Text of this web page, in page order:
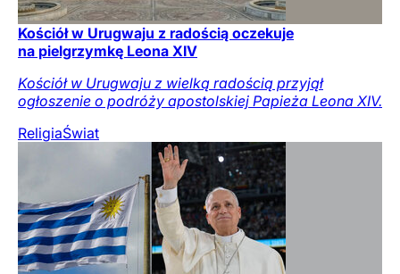
Kościół w Urugwaju z radością oczekuje
na pielgrzymkę Leona XIV
Kościół w Urugwaju z wielką radością przyjął
ogłoszenie o podróży apostolskiej Papieża Leona XIV.
ReligiaŚwiat